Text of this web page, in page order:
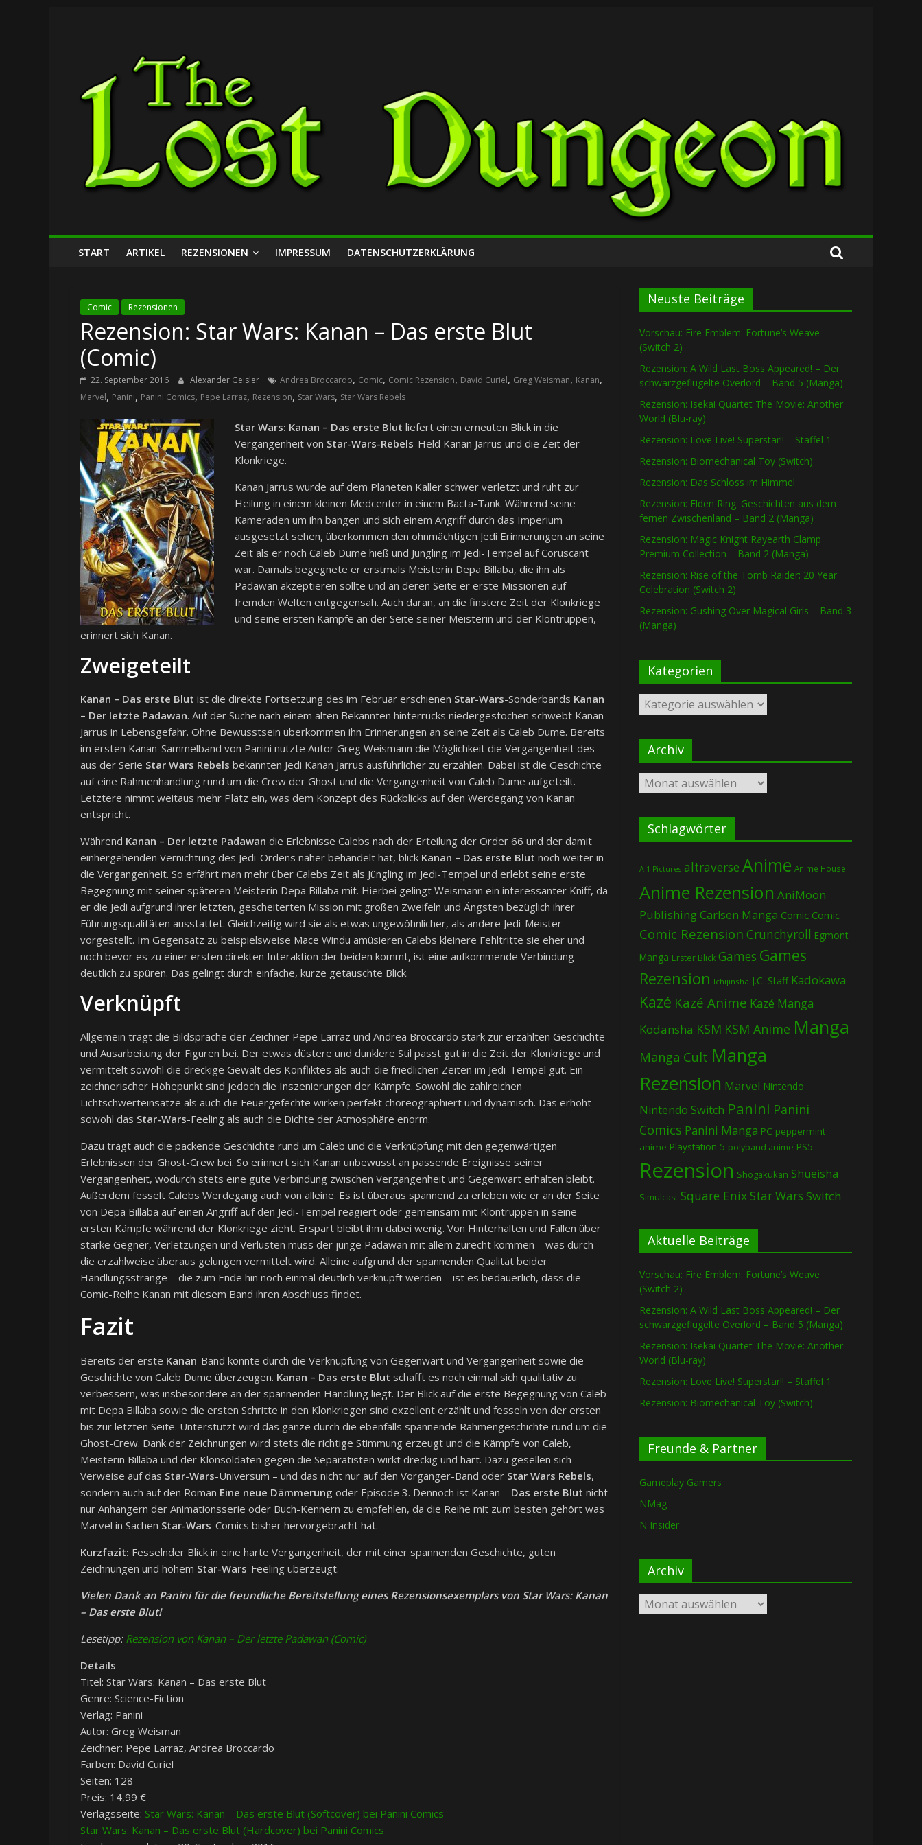
Lost
Dungeon
START ARTIKEL REZENSIONEN IMPRESSUM DATENSCHUTZERKLÄRUNG
Comic Rezensionen
Rezension: Star Wars: Kanan – Das erste Blut
(Comic)
22. September 2016 Alexander Geisler Andrea Broccardo, Comic, Comic Rezension, David Curiel, Greg Weisman, Kanan,
Marvel, Panini, Panini Comics, Pepe Larraz, Rezension, Star Wars, Star Wars Rebels
Star Wars: Kanan – Das erste Blut liefert einen erneuten Blick in die
Vergangenheit von Star-Wars-Rebels-Held Kanan Jarrus und die Zeit der
Klonkriege.
Kanan Jarrus wurde auf dem Planeten Kaller schwer verletzt und ruht zur
Heilung in einem kleinen Medcenter in einem Bacta-Tank. Während seine
Kameraden um ihn bangen und sich einem Angriff durch das Imperium
ausgesetzt sehen, überkommen den ohnmächtigen Jedi Erinnerungen an seine
Zeit als er noch Caleb Dume hieß und Jüngling im Jedi-Tempel auf Coruscant
war. Damals begegnete er erstmals Meisterin Depa Billaba, die ihn als
Padawan akzeptieren sollte und an deren Seite er erste Missionen auf
fremden Welten entgegensah. Auch daran, an die finstere Zeit der Klonkriege
und seine ersten Kämpfe an der Seite seiner Meisterin und der Klontruppen,
erinnert sich Kanan.
Zweigeteilt
Kanan – Das erste Blut ist die direkte Fortsetzung des im Februar erschienen Star-Wars-Sonderbands Kanan
– Der letzte Padawan. Auf der Suche nach einem alten Bekannten hinterrücks niedergestochen schwebt Kanan
Jarrus in Lebensgefahr. Ohne Bewusstsein überkommen ihn Erinnerungen an seine Zeit als Caleb Dume. Bereits
im ersten Kanan-Sammelband von Panini nutzte Autor Greg Weismann die Möglichkeit die Vergangenheit des
aus der Serie Star Wars Rebels bekannten Jedi Kanan Jarrus ausführlicher zu erzählen. Dabei ist die Geschichte
auf eine Rahmenhandlung rund um die Crew der Ghost und die Vergangenheit von Caleb Dume aufgeteilt.
Letztere nimmt weitaus mehr Platz ein, was dem Konzept des Rückblicks auf den Werdegang von Kanan
entspricht.
Während Kanan – Der letzte Padawan die Erlebnisse Calebs nach der Erteilung der Order 66 und der damit
einhergehenden Vernichtung des Jedi-Ordens näher behandelt hat, blick Kanan – Das erste Blut noch weiter in
die Vergangenheit. So erfährt man mehr über Calebs Zeit als Jüngling im Jedi-Tempel und erlebt seine erste
Begegnung mit seiner späteren Meisterin Depa Billaba mit. Hierbei gelingt Weismann ein interessanter Kniff, da
er die Jedi aufgrund ihrer letzten, gescheiterten Mission mit großen Zweifeln und Ängsten bezüglich ihrer
Führungsqualitäten ausstattet. Gleichzeitig wird sie als etwas ungewöhnlicher, als andere Jedi-Meister
vorgestellt. Im Gegensatz zu beispielsweise Mace Windu amüsieren Calebs kleinere Fehltritte sie eher und
noch bevor es zu einer ersten direkten Interaktion der beiden kommt, ist eine aufkommende Verbindung
deutlich zu spüren. Das gelingt durch einfache, kurze getauschte Blick.
Verknüpft
Allgemein trägt die Bildsprache der Zeichner Pepe Larraz und Andrea Broccardo stark zur erzählten Geschichte
und Ausarbeitung der Figuren bei. Der etwas düstere und dunklere Stil passt gut in die Zeit der Klonkriege und
vermittelt sowohl die dreckige Gewalt des Konfliktes als auch die friedlichen Zeiten im Jedi-Tempel gut. Ein
zeichnerischer Höhepunkt sind jedoch die Inszenierungen der Kämpfe. Sowohl die zahlreichen
Lichtschwerteinsätze als auch die Feuergefechte wirken perfekt choreographiert und dynamisch. Das erhöht
sowohl das Star-Wars-Feeling als auch die Dichte der Atmosphäre enorm.
Dazu trägt auch die packende Geschichte rund um Caleb und die Verknüpfung mit den gegenwärtigen
Erlebnissen der Ghost-Crew bei. So erinnert sich Kanan unbewusst an passende Ereignisse seiner
Vergangenheit, wodurch stets eine gute Verbindung zwischen Vergangenheit und Gegenwart erhalten bleibt.
Außerdem fesselt Calebs Werdegang auch von alleine. Es ist überaus spannend zu erleben wie er an der Seite
von Depa Billaba auf einen Angriff auf den Jedi-Tempel reagiert oder gemeinsam mit Klontruppen in seine
ersten Kämpfe während der Klonkriege zieht. Erspart bleibt ihm dabei wenig. Von Hinterhalten und Fallen über
starke Gegner, Verletzungen und Verlusten muss der junge Padawan mit allem zurecht kommen – was durch
die erzählweise überaus gelungen vermittelt wird. Alleine aufgrund der spannenden Qualität beider
Handlungsstränge – die zum Ende hin noch einmal deutlich verknüpft werden – ist es bedauerlich, dass die
Comic-Reihe Kanan mit diesem Band ihren Abschluss findet.
Fazit
Bereits der erste Kanan-Band konnte durch die Verknüpfung von Gegenwart und Vergangenheit sowie die
Geschichte von Caleb Dume überzeugen. Kanan – Das erste Blut schafft es noch einmal sich qualitativ zu
verbessern, was insbesondere an der spannenden Handlung liegt. Der Blick auf die erste Begegnung von Caleb
mit Depa Billaba sowie die ersten Schritte in den Klonkriegen sind exzellent erzählt und fesseln von der ersten
bis zur letzten Seite. Unterstützt wird das ganze durch die ebenfalls spannende Rahmengeschichte rund um die
Ghost-Crew. Dank der Zeichnungen wird stets die richtige Stimmung erzeugt und die Kämpfe von Caleb,
Meisterin Billaba und der Klonsoldaten gegen die Separatisten wirkt dreckig und hart. Dazu gesellen sich
Verweise auf das Star-Wars-Universum – und das nicht nur auf den Vorgänger-Band oder Star Wars Rebels,
sondern auch auf den Roman Eine neue Dämmerung oder Episode 3. Dennoch ist Kanan – Das erste Blut nicht
nur Anhängern der Animationsserie oder Buch-Kennern zu empfehlen, da die Reihe mit zum besten gehört was
Marvel in Sachen Star-Wars-Comics bisher hervorgebracht hat.
Kurzfazit: Fesselnder Blick in eine harte Vergangenheit, der mit einer spannenden Geschichte, guten
Zeichnungen und hohem Star-Wars-Feeling überzeugt.
Vielen Dank an Panini für die freundliche Bereitstellung eines Rezensionsexemplars von Star Wars: Kanan
– Das erste Blut!
Lesetipp: Rezension von Kanan – Der letzte Padawan (Comic)
Details
Titel: Star Wars: Kanan – Das erste Blut
Genre: Science-Fiction
Verlag: Panini
Autor: Greg Weisman
Zeichner: Pepe Larraz, Andrea Broccardo
Farben: David Curiel
Seiten: 128
Preis: 14,99 €
Verlagsseite: Star Wars: Kanan – Das erste Blut (Softcover) bei Panini Comics
Star Wars: Kanan – Das erste Blut (Hardcover) bei Panini Comics
Neuste Beiträge
Vorschau: Fire Emblem: Fortune’s Weave
(Switch 2)
Rezension: A Wild Last Boss Appeared! – Der
schwarzgeflügelte Overlord – Band 5 (Manga)
Rezension: Isekai Quartet The Movie: Another
World (Blu-ray)
Rezension: Love Live! Superstar!! – Staffel 1
Rezension: Biomechanical Toy (Switch)
Rezension: Das Schloss im Himmel
Rezension: Elden Ring: Geschichten aus dem
fernen Zwischenland – Band 2 (Manga)
Rezension: Magic Knight Rayearth Clamp
Premium Collection – Band 2 (Manga)
Rezension: Rise of the Tomb Raider: 20 Year
Celebration (Switch 2)
Rezension: Gushing Over Magical Girls – Band 3
(Manga)
Kategorien
Kategorien
Archiv
Archiv
Schlagwörter
A-1 Pictures altraverse Anime Anime House
Anime Rezension AniMoon
PublishingCarlsen Manga Comic Comic
Comic Rezension Crunchyroll Egmont
Manga Erster Blick Games Games
Rezension Ichijinsha J.C. Staff Kadokawa
Kazé Kazé Anime Kazé Manga
Kodansha KSM KSM Anime Manga
Manga Cult Manga
Rezension Marvel Nintendo
Nintendo Switch Panini Panini
Comics Panini Manga PC peppermint
anime Playstation 5 polyband anime PS5
Rezension Shogakukan Shueisha
Simulcast Square EnixStar Wars Switch
Aktuelle Beiträge
Vorschau: Fire Emblem: Fortune’s Weave
(Switch 2)
Rezension: A Wild Last Boss Appeared! – Der
schwarzgeflügelte Overlord – Band 5 (Manga)
Rezension: Isekai Quartet The Movie: Another
World (Blu-ray)
Rezension: Love Live! Superstar!! – Staffel 1
Rezension: Biomechanical Toy (Switch)
Freunde & Partner
Gameplay Gamers
NMag
N Insider
Archiv
Archiv